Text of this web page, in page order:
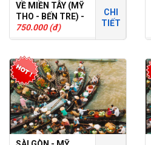
VỀ MIỀN TÂY (MỸ
THO - BẾN TRE) -
1 NGÀY - TOUR
GHÉP
750.000 (đ)
CHI
TIẾT